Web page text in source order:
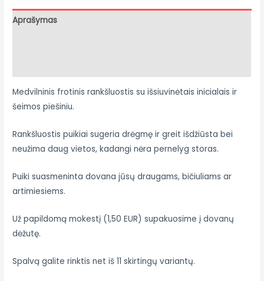
Aprašymas
Medvilninis frotinis rankšluostis su išsiuvinėtais inicialais ir
šeimos piešiniu.
Rankšluostis puikiai sugeria drėgmę ir greit išdžiūsta bei
neužima daug vietos, kadangi nėra pernelyg storas.
Puiki suasmeninta dovana jūsų draugams, bičiuliams ar
artimiesiems.
Už papildomą mokestį (1,50 EUR) supakuosime į dovanų
dėžutę.
Spalvą galite rinktis net iš 11 skirtingų variantų.